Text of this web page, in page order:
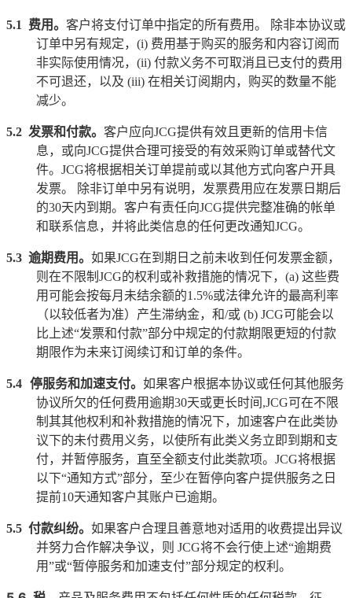
5.1 费用。 客户将支付订单中指定的所有费用。 除非本协议或
订单中另有规定， (i) 费用基于购买的服务和内容订阅而
非实际使用情况， (ii) 付款义务不可取消且已支付的费用
不可退还，以及 (iii) 在相关订阅期内，购买的数量不能
减少。
5.2 发票和付款。 客户应向JCG提供有效且更新的信用卡信
息，或向JCG提供合理可接受的有效采购订单或替代文
件。 JCG将根据相关订单提前或以其他方式向客户开具
发票。 除非订单中另有说明，发票费用应在发票日期后
的30天内到期。客户有责任向JCG提供完整准确的帐单
和联系信息，并将此类信息的任何更改通知JCG。
5.3 逾期费用。 如果JCG在到期日之前未收到任何发票金额，
则在不限制 JCG的权利或补救措施的情况下， (a) 这些费
用可能会按每月未结余额的1.5%或法律允许的最高利率
（以较低者为准）产生滞纳金，和/或(b) JCG可能会以
比上述“发票和付款”部分中规定的付款期限更短的付款
期限作为未来订阅续订和订单的条件。
5.4 停服务和加速支付。 如果客户根据本协议或任何其他服务
协议所欠的任何费用逾期30天或更长时间 ,JCG可在不限
制其其他权利和补救措施的情况下，加速客户在此类协
议下的未付费用义务，以使所有此类义务立即到期和支
付，并暂停服务，直至全额支付此类款项。 JCG将根据
以下“通知方式”部分，至少在暂停向客户提供服务之日
提前10天通知客户其账户已逾期。
5.5 付款纠纷。 如果客户合理且善意地对适用的收费提出异议
并努力合作解决争议，则 JCG将不会行使上述“逾期费
用”或“暂停服务和加速支付”部分规定的权利。